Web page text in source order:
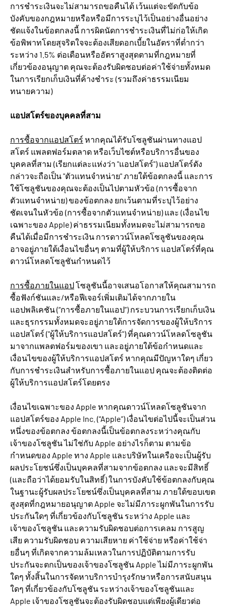
การชำระเงินจะไม่สามารถขอคืนได้ เว้นแต่จะขัดกับข้อ
บังคับของกฎหมายหรือหรือมีการระบุไว้เป็นอย่างอื่นอย่าง
ชัดแจ้งในข้อตกลงนี้ การผิดนัดการชำระเงินที่ไม่ก่อให้เกิด
ข้อพิพาทโดยสุจริตใจจะต้องเสียดอกเบี้ยในอัตราที่ต่ำกว่า
ระหว่าง 1.5% ต่อเดือนหรืออัตราสูงสุดตามที่กฎหมายที่
เกี่ยวข้องอนุญาต คุณจะต้องรับผิดชอบต่อค่าใช้จ่ายทั้งหมด
ในการเรียกเก็บเงินที่ค้างชำระ (รวมถึงค่าธรรมเนียม
ทนายความ)
แอปสโตร์ของบุคคลที่สาม
การซื้อจากแอปสโตร์ หากคุณได้รับโซลูชันผ่านทางแอป
สโตร์ แพลตฟอร์มตลาด หรือเว็บไซต์หรือบริการอื่นของ
บุคคลที่สาม (เรียกแต่ละแห่งว่า "แอปสโตร์") แอปสโตร์ดัง
กล่าวจะถือเป็น "ตัวแทนจำหน่าย" ภายใต้ข้อตกลงนี้ และการ
ใช้โซลูชันของคุณจะต้องเป็นไปตามหัวข้อ (การซื้อจาก
ตัวแทนจำหน่าย) ของข้อตกลง ยกเว้นตามที่ระบุไว้อย่าง
ชัดเจนในหัวข้อ (การซื้อจากตัวแทนจำหน่าย) และ (เงื่อนไข
เฉพาะของ Apple) ค่าธรรมเนียมทั้งหมดจะไม่สามารถขอ
คืนได้เมื่อมีการชำระเงิน การดาวน์โหลดโซลูชันของคุณ
อาจอยู่ภายใต้เงื่อนไขอื่นๆ ตามที่ผู้ให้บริการ แอปสโตร์ที่คุณ
ดาวน์โหลดโซลูชันกำหนดไว้
การซื้อภายในแอปโซลูชันนี้อาจเสนอโอกาสให้คุณสามารถ
ซื้อฟังก์ชันและ/หรือฟีเจอร์เพิ่มเติมได้จากภายใน
แอปพลิเคชัน (“การซื้อภายในแอป”) กระบวนการเรียกเก็บเงิน
และธุรกรรมทั้งหมดจะอยู่ภายใต้การจัดการของผู้ให้บริการ
แอปสโตร์ ("ผู้ให้บริการแอปสโตร์") ที่คุณดาวน์โหลดโซลูชัน
มาจากแพลตฟอร์มของเขา และอยู่ภายใต้ข้อกำหนดและ
เงื่อนไขของผู้ให้บริการแอปสโตร์ หากคุณมีปัญหาใดๆ เกี่ยว
กับการชำระเงินสำหรับการซื้อภายในแอป คุณจะต้องติดต่อ
ผู้ให้บริการแอปสโตร์โดยตรง
เงื่อนไขเฉพาะของ Apple หากคุณดาวน์โหลดโซลูชันจาก
แอปสโตร์ของ Apple Inc. (“Apple”) เงื่อนไขต่อไปนี้จะเป็นส่วน
หนึ่งของข้อตกลง ข้อตกลงนี้เป็นข้อตกลงระหว่างคุณกับ
เจ้าของโซลูชัน ไม่ใช่กับ Apple อย่างไรก็ตาม ตามข้อ
กำหนดของ Apple ทาง Apple และบริษัทในเครือจะเป็นผู้รับ
ผลประโยชน์ซึ่งเป็นบุคคลที่สามจากข้อตกลง และจะมีสิทธิ์
(และถือว่าได้ยอมรับในสิทธิ์) ในการบังคับใช้ข้อตกลงกับคุณ
ในฐานะผู้รับผลประโยชน์ซึ่งเป็นบุคคลที่สาม ภายใต้ขอบเขต
สูงสุดที่กฎหมายอนุญาต Apple จะไม่มีภาระผูกพันในการรับ
ประกันใดๆ ที่เกี่ยวข้องกับโซลูชัน ระหว่าง Apple และ
เจ้าของโซลูชัน และความรับผิดชอบต่อการเคลม การสูญ
เสีย ความรับผิดชอบ ความเสียหาย ค่าใช้จ่าย หรือค่าใช้จ่า
ยอื่นๆ ที่เกิดจากความล้มเหลวในการปฏิบัติตามการรับ
ประกันจะตกเป็นของเจ้าของโซลูชัน Apple ไม่มีภาระผูกพัน
ใดๆ ทั้งสิ้นในการจัดหาบริการบำรุงรักษาหรือการสนับสนุน
ใดๆ ที่เกี่ยวข้องกับโซลูชัน ระหว่างเจ้าของโซลูชันและ
Apple เจ้าของโซลูชันจะต้องรับผิดชอบแต่เพียงผู้เดียวต่อ